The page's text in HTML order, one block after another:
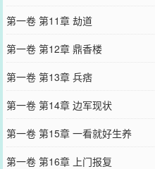
第一卷 第11章 劫道
第一卷 第12章 鼎香楼
第一卷 第13章 兵痞
第一卷 第14章 边军现状
第一卷 第15章 一看就好生养
第一卷 第16章 上门报复